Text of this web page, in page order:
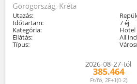
Görögország, Kréta
Utazás:
Időtartam:
7 éj
Kategória:
Ellátás:
All
Típus:
2026-08-27-tól
385.464
Ft/fő, 2F+1(0-2)